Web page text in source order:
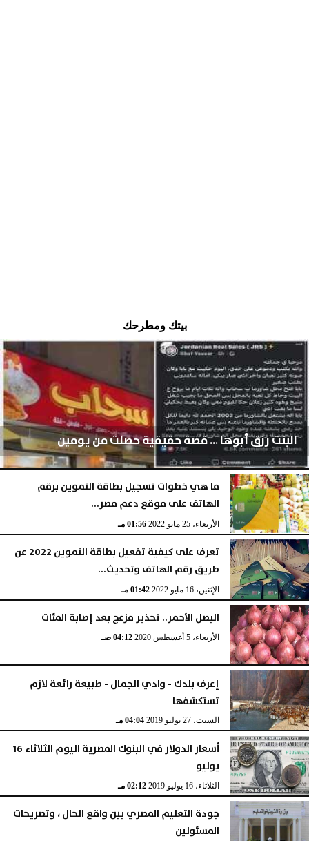
بيتك ومطرحك
البنت رزق أبوها ... قصة حقيقية حصلت من يومين
الثلاثاء، 30 أغسطس 2022 03:47 صـ
ما هي خطوات تسجيل بطاقة التموين برقم
الهاتف على موقع دعم مصر...
الأربعاء، 25 مايو 2022 01:56 مـ
تعرف على كيفية تفعيل بطاقة التموين 2022 عن
طريق رقم الهاتف وتحديث...
الإثنين، 16 مايو 2022 01:42 مـ
البصل الأحمر.. تحذير مزعج بعد إصابة المئات
الأربعاء، 5 أغسطس 2020 04:12 صـ
إعرف بلدك - وادي الجمال - طبيعة رائعة لازم
تستكشفها
السبت، 27 يوليو 2019 04:04 مـ
أسعار الدولار في البنوك المصرية اليوم الثلاثاء 16
يوليو
الثلاثاء، 16 يوليو 2019 02:12 مـ
جودة التعليم المصري بين واقع الحال ، وتصريحات
المسئولين